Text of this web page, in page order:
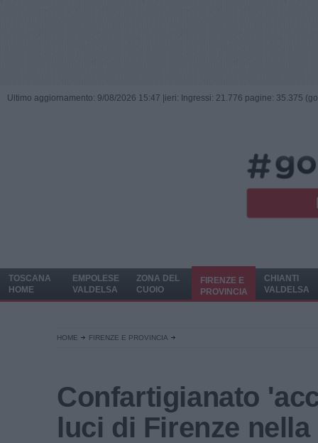
Ultimo aggiornamento: 9/08/2026 15:47 | ieri: Ingressi: 21.776 pagine: 35.375
TOSCANA
HOME
EMPOLESE
VALDELSA
ZONA DEL
CUOIO
FIRENZE E
PROVINCIA
CHIANTI
VALDELSA
HOME FIRENZE E PROVINCIA
Confartigianato
luci di Firenze nella